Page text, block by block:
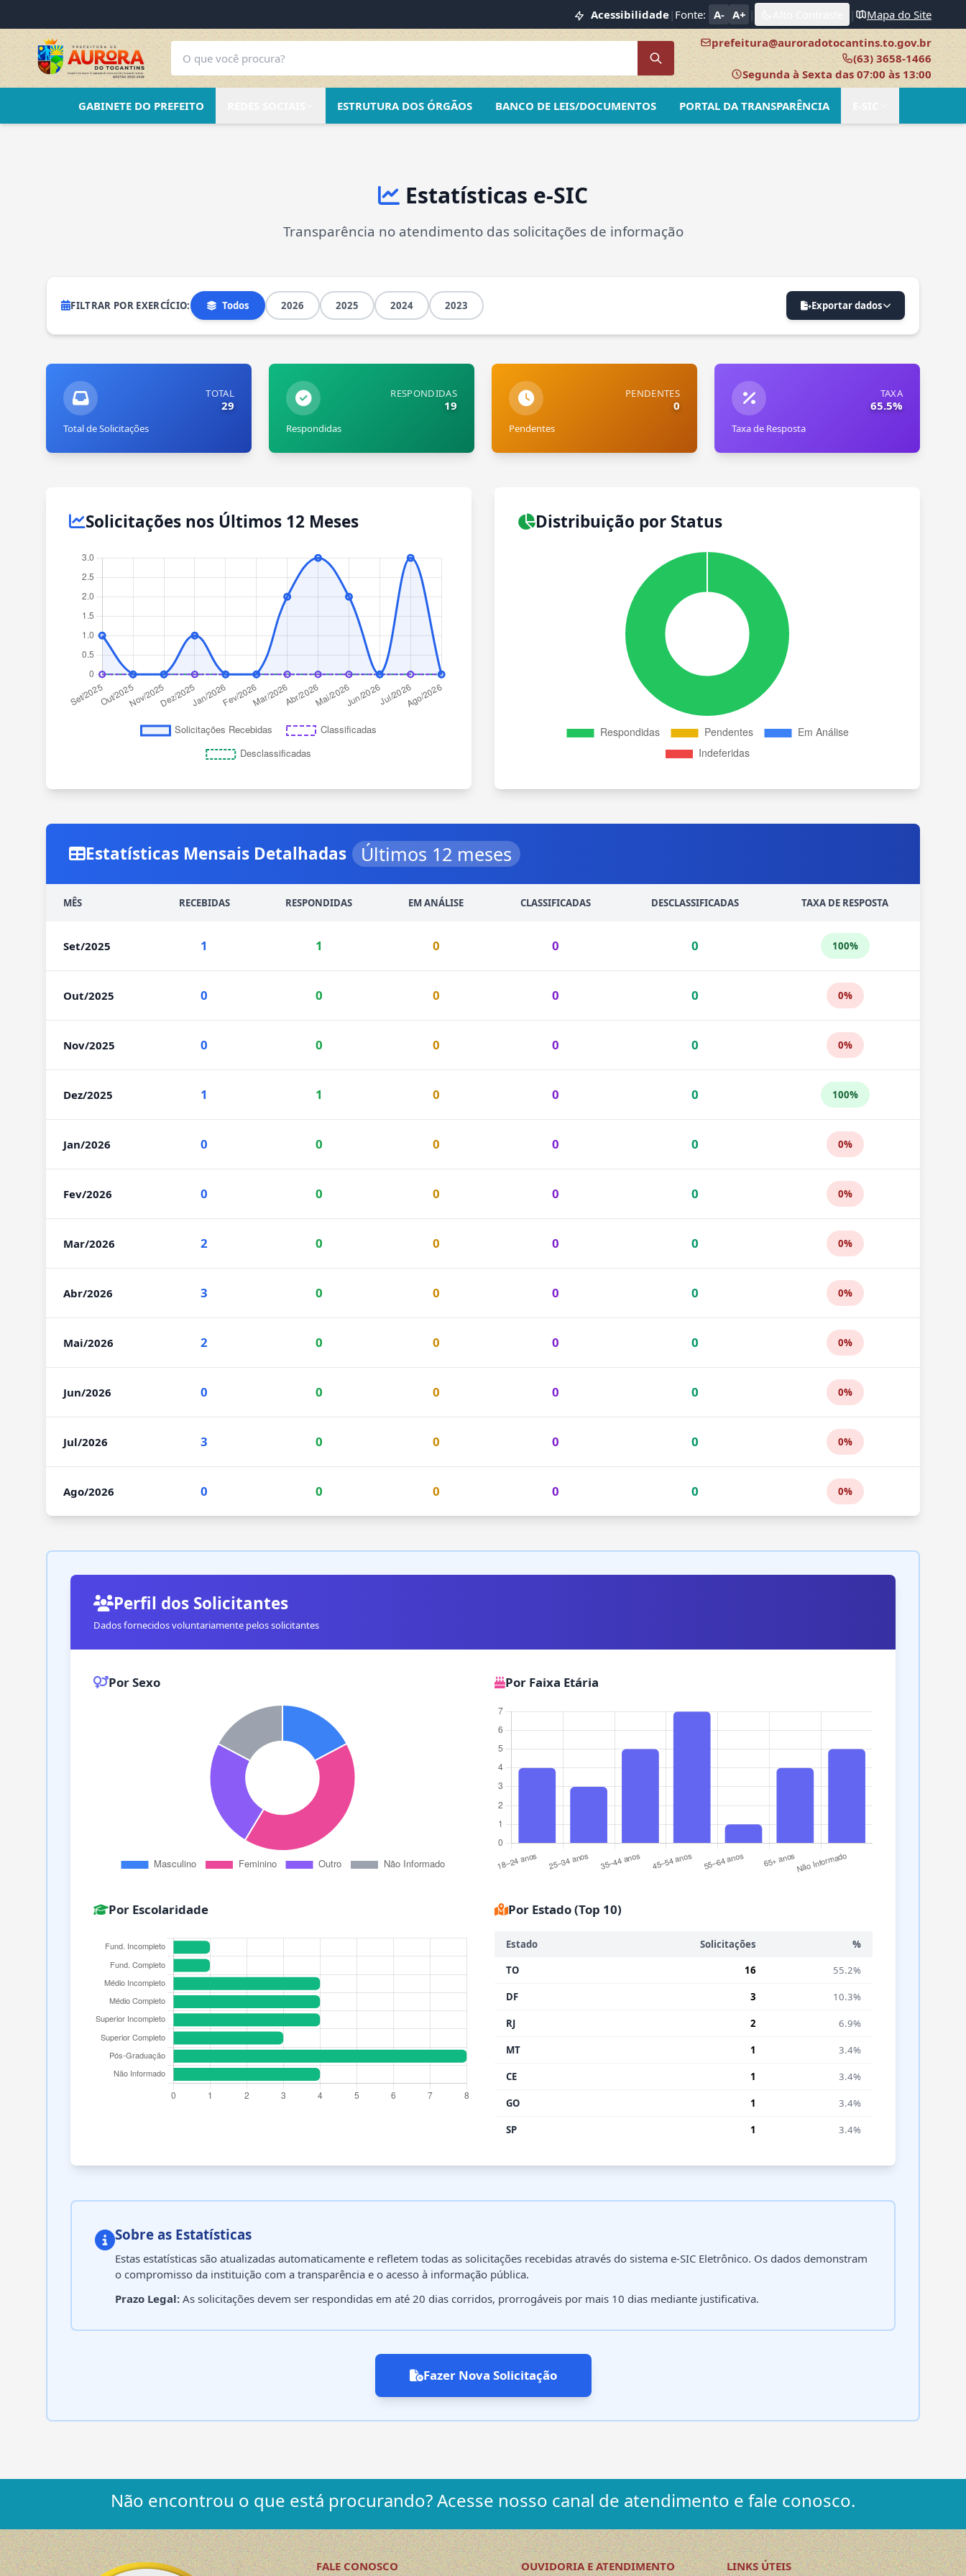
Acessibilidade | Fonte: A- A+ | |
Mapa do Site
prefeitura@auroradotocantins.to.gov.br
(63) 3658-1466
Segunda à Sexta das 07:00 às 13:00
GABINETE DO PREFEITO ESTRUTURA DOS ÓRGÃOS BANCO DE LEIS/DOCUMENTOS PORTAL DA TRANSPARÊNCIA
Estatísticas e-SIC
Transparência no atendimento das solicitações de informação
FILTRAR POR EXERCÍCIO: Todos 2026 2025 2024 2023 Exportar dados
TOTAL
29
Total de Solicitações
RESPONDIDAS
19
Respondidas
PENDENTES
0
Pendentes
TAXA
65.5%
Taxa de Resposta
Solicitações nos Últimos 12 Meses Distribuição por Status
Estatísticas Mensais Detalhadas Últimos 12 meses
MÊS RECEBIDAS RESPONDIDAS EM ANÁLISE CLASSIFICADAS DESCLASSIFICADAS TAXA DE RESPOSTA
Set/2025 1 1 0 0 0 100%
Out/2025 0 0 0 0 0 0%
Nov/2025 0 0 0 0 0 0%
Dez/2025 1 1 0 0 0 100%
Jan/2026 0 0 0 0 0 0%
Fev/2026 0 0 0 0 0 0%
Mar/2026 2 0 0 0 0 0%
Abr/2026 3 0 0 0 0 0%
Mai/2026 2 0 0 0 0 0%
Jun/2026 0 0 0 0 0 0%
Jul/2026 3 0 0 0 0 0%
Ago/2026 0 0 0 0 0 0%
Perfil dos Solicitantes
Dados fornecidos voluntariamente pelos solicitantes
Por Sexo Por Faixa Etária
Por Escolaridade Por Estado (Top 10)
Estado Solicitações
%
TO
16 55.2%
DF 3 10.3%
RJ 2 6.9%
MT 1 3.4%
CE 1 3.4%
GO 1 3.4%
SP 1 3.4%
Sobre as Estatísticas
Estas estatísticas são atualizadas automaticamente e refletem todas as solicitações recebidas através do sistema e-SIC Eletrônico. Os dados demonstram
o compromisso da instituição com a transparência e o acesso à informação pública.
Prazo Legal: As solicitações devem ser respondidas em até 20 dias corridos, prorrogáveis por mais 10 dias mediante justificativa.
Fazer Nova Solicitação
Não encontrou o que está procurando? Acesse nosso canal de atendimento e fale conosco.
FALE CONOSCO OUVIDORIA E ATENDIMENTO LINKS ÚTEIS